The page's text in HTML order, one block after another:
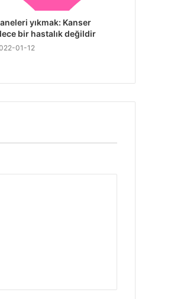
yıkmak: Kanser
bir hastalık değildir
01-12